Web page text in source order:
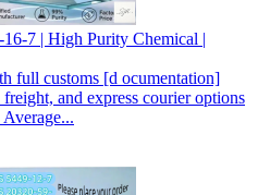
7 | High Purity Chemical |
full customs [d ocumentation]
and express courier options